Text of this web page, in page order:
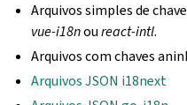
Arquivos simples de
vue-i18noureact-intl.
Arquivos com chaves
Arquivos JSON i18next